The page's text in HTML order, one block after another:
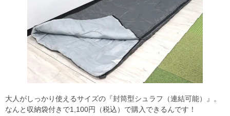
大人がしっかり使えるサイズの『封筒型シュラフ（連結可能）』。
なんと収納袋付きで1,100円（税込）で購入できるんです！